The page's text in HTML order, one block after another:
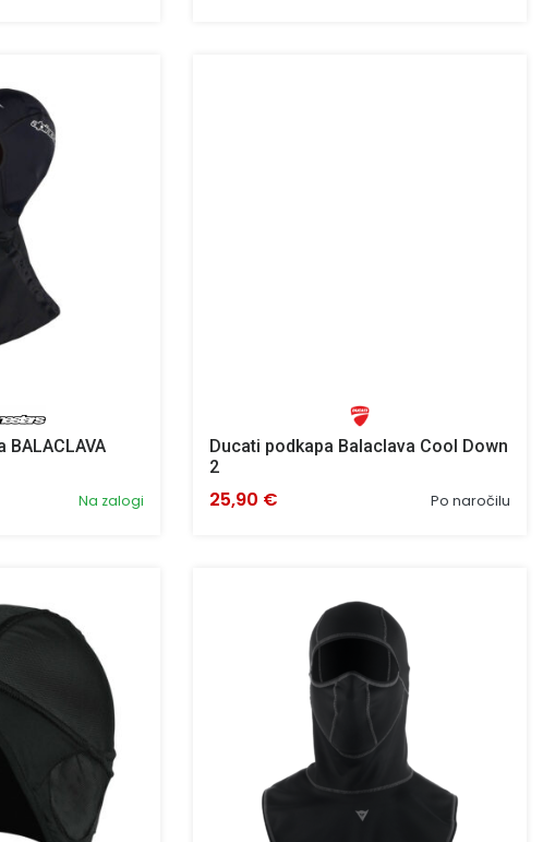
Na zalogi
Ducati podkapa Balaclava Cool Down
2
Po naročilu
25,90 €